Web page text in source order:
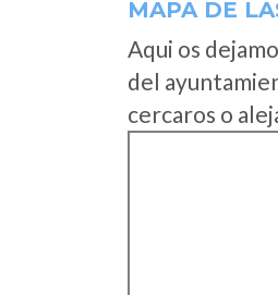
MAPA DE
Aqui os
del
cercaros o